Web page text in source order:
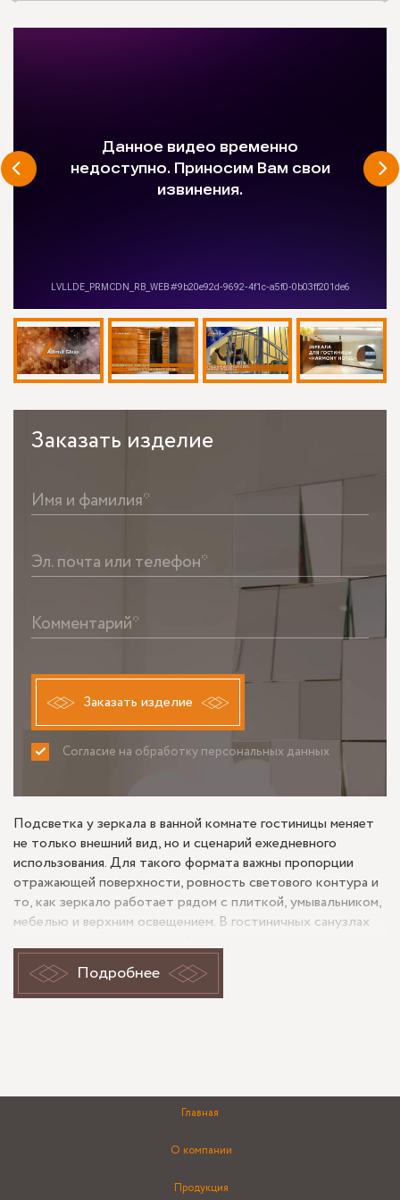
Заказать изделие
Имя и фамилия*
Эл. почта или телефон*
Комментарий*
Заказать изделие
Согласие на обработку персональных данных
ПРИНИМАЮ НЕ ПРИНИМАЮ
Подсветка у зеркала в ванной комнате гостиницы меняет
не только внешний вид, но и сценарий ежедневного
использования. Для такого формата важны пропорции
отражающей поверхности, ровность светового контура и
то, как зеркало работает рядом с плиткой, умывальником,
мебелью и верхним освещением. В гостиничных санузлах
эффекта, а чтобы получить понятное отражение без
резких теней и сохранить аккуратный вид зоны умывания.
При этом на сроки изготовления и монтажа обычно влияет
Почему для гостиничной ванной
часто выбирают зеркало с
В подобных проектах зеркало с подсветкой помогает
Подробнее
Главная
О компании
Продукция